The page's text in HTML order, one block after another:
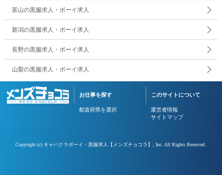
富山の黒服求人・ボーイ求人
新潟の黒服求人・ボーイ求人
長野の黒服求人・ボーイ求人
山梨の黒服求人・ボーイ求人
お仕事を探す
都道府県を選択
このサイトについて
運営者情報
サイトマップ
Copyright (c) キャバクラボーイ・黒服求人【メンズチョコラ】, Inc. All Rights Reserved.